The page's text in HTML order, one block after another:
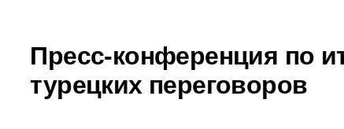
Пресс-конференция по
турецких переговоров